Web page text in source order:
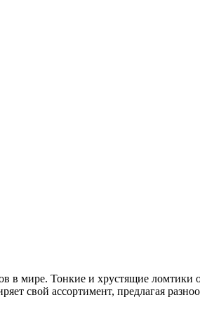
мире. Тонкие и хрустящие ломтики
свой ассортимент, предлагая